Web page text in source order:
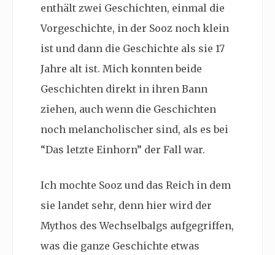
enthält zwei Geschichten, einmal die
Vorgeschichte, in der Sooz noch klein
ist und dann die Geschichte als sie 17
Jahre alt ist. Mich konnten beide
Geschichten direkt in ihren Bann
ziehen, auch wenn die Geschichten
noch melancholischer sind, als es bei
“Das letzte Einhorn” der Fall war.
Ich mochte Sooz und das Reich in dem
sie landet sehr, denn hier wird der
Mythos des Wechselbalgs aufgegriffen,
was die ganze Geschichte etwas